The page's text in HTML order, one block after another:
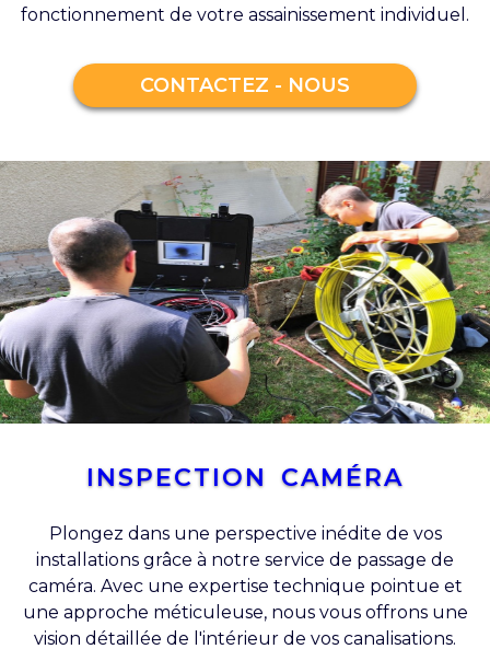
fonctionnement de votre assainissement individuel.
CONTACTEZ - NOUS
INSPECTION CAMÉRA
Plongez dans une perspective inédite de vos
installations grâce à notre service de passage de
caméra. Avec une expertise technique pointue et
une approche méticuleuse, nous vous offrons une
vision détaillée de l'intérieur de vos canalisations.